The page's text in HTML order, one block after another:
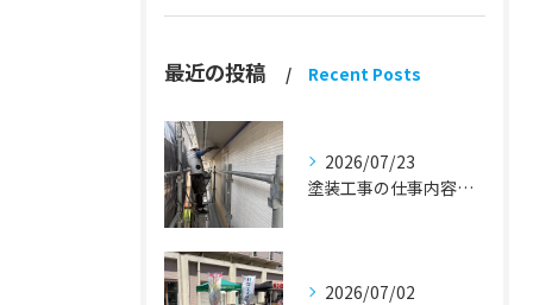
最近の投稿 Recent Posts
2026/07/23
塗装工事の仕事内容『蒲郡市・岡崎市 外壁塗装・屋根塗装・雨漏り修理』
2026/07/02